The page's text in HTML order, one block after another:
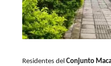
Residentes delConjunto